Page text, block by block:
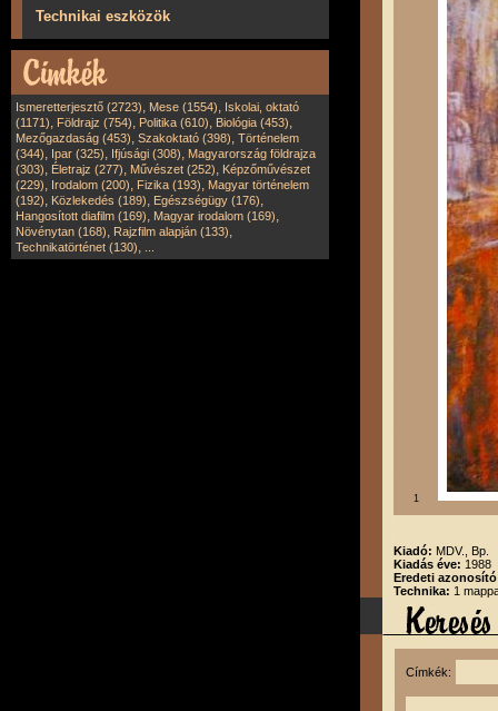
Technikai eszközök
Ismeretterjesztő (2723), Mese (1554), Iskolai, oktató
(1171), Földrajz (754), Politika (610), Biológia (453),
Mezőgazdaság (453), Szakoktató (398), Történelem
(344), Ipar (325), Ifjúsági (308), Magyarország földrajza
(303), Életrajz (277), Művészet (252), Képzőművészet
(229), Irodalom (200), Fizika (193), Magyar történelem
(192), Közlekedés (189), Egészségügy (176),
Hangosított diafilm (169), Magyar irodalom (169),
Növénytan (168), Rajzfilm alapján (133),
Technikatörténet (130),
1
Kiadó: MDV., Bp.
Kiadás éve: 1988
Eredeti
Technika: 1
Címkék: